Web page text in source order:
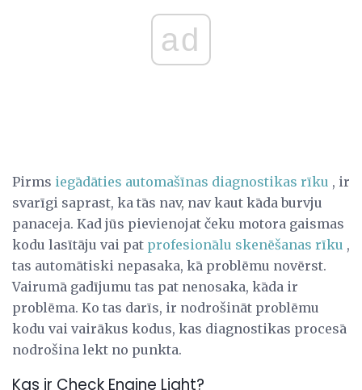
ad
Pirms iegādāties automašīnas diagnostikas rīku , ir
svarīgi saprast, ka tās nav, nav kaut kāda burvju
panaceja. Kad jūs pievienojat čeku motora gaismas
kodu lasītāju vai pat profesionālu skenēšanas rīku ,
tas automātiski nepasaka, kā problēmu novērst.
Vairumā gadījumu tas pat nenosaka, kāda ir
problēma. Ko tas darīs, ir nodrošināt problēmu
kodu vai vairākus kodus, kas diagnostikas procesā
nodrošina lekt no punkta.
Kas ir Check Engine Light?